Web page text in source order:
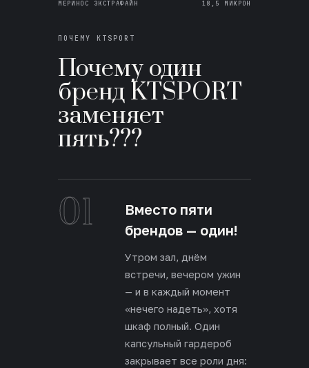
МЕРИНОС ЭКСТРАФАЙН 18,5 МИКРОН
ПОЧЕМУ KTSPORT
Почему один
бренд KTSPORT
заменяет
пять???
01
Вместо пяти
брендов — один!
Утром зал, днём
встречи, вечером ужин
— и в каждый момент
«нечего надеть», хотя
шкаф полный. Один
капсульный гардероб
закрывает все роли дня: